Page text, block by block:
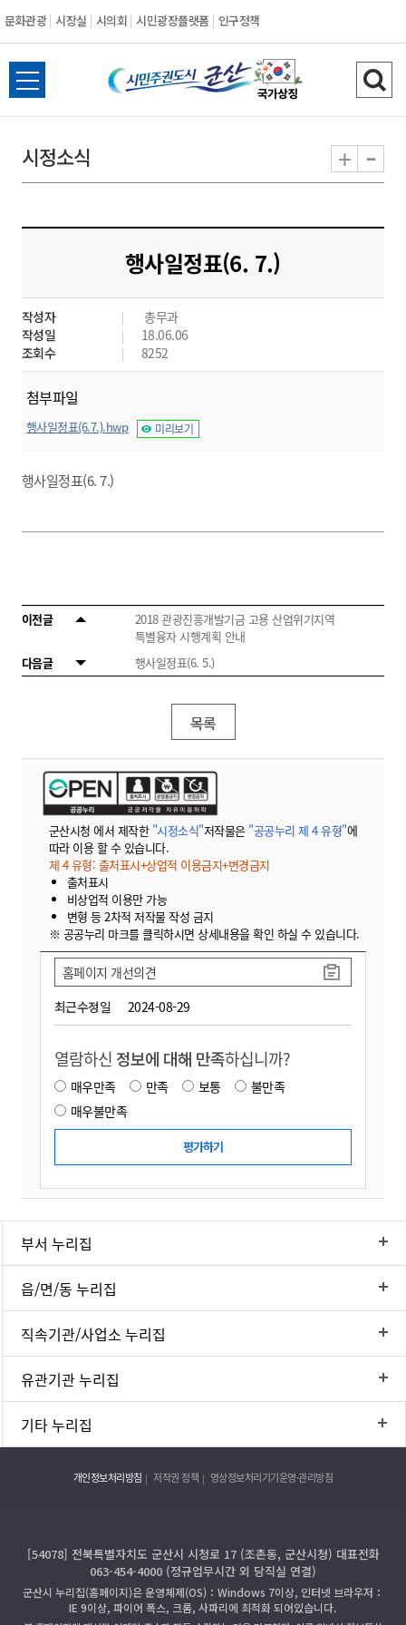
문화관광 시장실 시의회 시민광장플랫폼 인구정책
시
민
도
시
군
산
전
체
뉴
열
검
색
기
시정소식 + -
행사일정표(6. 7.)
작성자
총무과
작성일
18.06.06
조회수
8252
첨부파일
행사일정표(6.7.).hwp 미리보기
행사일정표(6. 7.)
이전글
2018 관광진흥개발기금 고용 산업위기지역
특별융자 시행계획 안내
다음글
행사일정표(6. 5.)
목록
군산시청 에서 제작한 "시정소식"저작물은 "공공누리 제 4 유형"에
따라 이용 할 수 있습니다.
제 4 유형: 출처표시+상업적 이용금지+변경금지
출처표시
비상업적 이용만 가능
변형 등 2차적 저작물 작성 금지
※ 공공누리 마크를 클릭하시면 상세내용을 확인 하실 수 있습니다.
최근수정일 2024-08-29
홈페이지 개선의견
열람하신 정보에 대해 만족하십니까?
매우만족 만족 보통
불만족
매우불만족
부서 누리집
읍/면/동 누리집
직속기관/사업소 누리집
유관기관 누리집
기타 누리집
개인정보처리방침 저작권 정책 영상정보처리기기운영·관리방침
[54078] 전북특별자치도 군산시 시청로 17 (조촌동, 군산시청) 대표전화
063-454-4000 (정규업무시간 외 당직실 연결)
군산시 누리집(홈페이지)은 운영체제(OS)：Windows 7이상, 인터넷 브라우저：
IE 9이상, 파이어 폭스, 크롬, 사파리에 최적화 되어있습니다.